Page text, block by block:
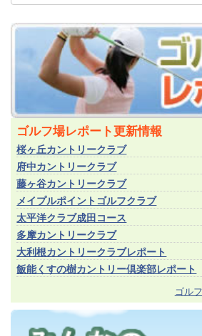
ゴルフ場レポート更新情報
桜ヶ丘カントリークラブ
府中カントリークラブ
藤ヶ谷カントリークラブ
メイプルポイントゴルフクラブ
太平洋クラブ成田コース
多摩カントリークラブ
大利根カントリークラブレポート
飯能くすの樹カントリー倶楽部レポート
ゴル